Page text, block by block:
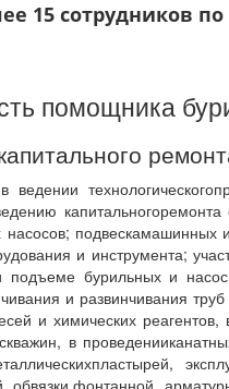
15 сотрудников
помощника
ведении
подвескамашинных
и инструмента;
подъеме бурильных и
и развинчивания
и химических
в
обвязки,фонтанной